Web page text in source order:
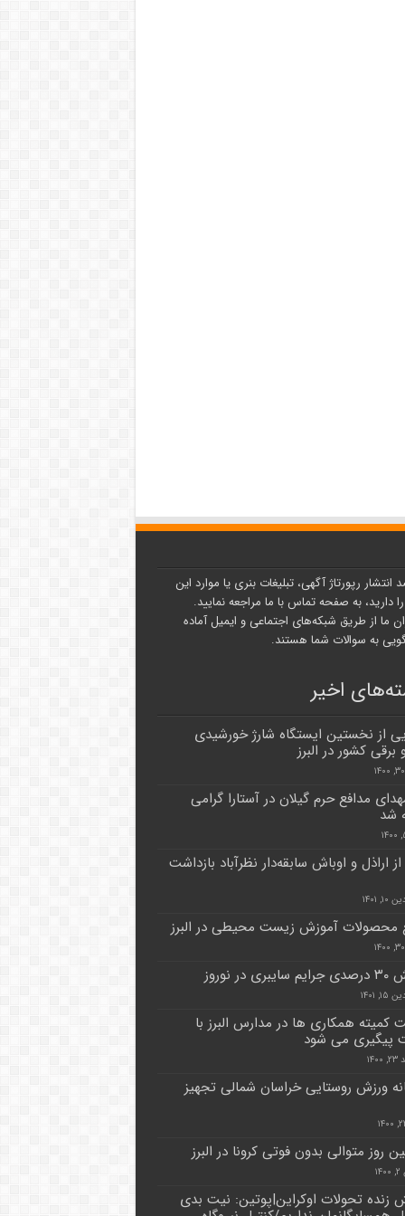
انتشار رپورتاژ آگهی، تبلیغات بنری یا موارد این
دارید، به صفحه تماس با ما مراجعه نمایید.
ما از طریق شبکه‌های اجتماعی و ایمیل آماده
به سوالات شما هستند.
اخیر
از نخستین ایستگاه شارژ خورشیدی
برقی کشور در البرز
مدافع حرم گیلان در آستارا گرامی
شد
از اراذل و اوباش سابقه‌دار نظرآباد بازداشت
۱۴۰۱
محصولات آموزش زیست محیطی در البرز
نوروز
۱۴۰۱
کمیته همکاری ها در مدارس البرز با
پیگیری می شود
ورزش روستایی خراسان شمالی تجهیز
روز متوالی بدون فوتی کرونا در البرز
تحولات اوکراین|پوتین: نیت بدی